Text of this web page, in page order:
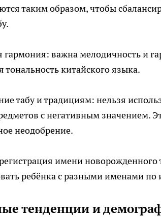
таким образом, чтобы
гармония: важна мелодичность и
тональность китайского языка.
табу и традициям: нельзя
с негативным значением.
неодобрение.
имени новорожденного
ребёнка с разными именами
тенденции и